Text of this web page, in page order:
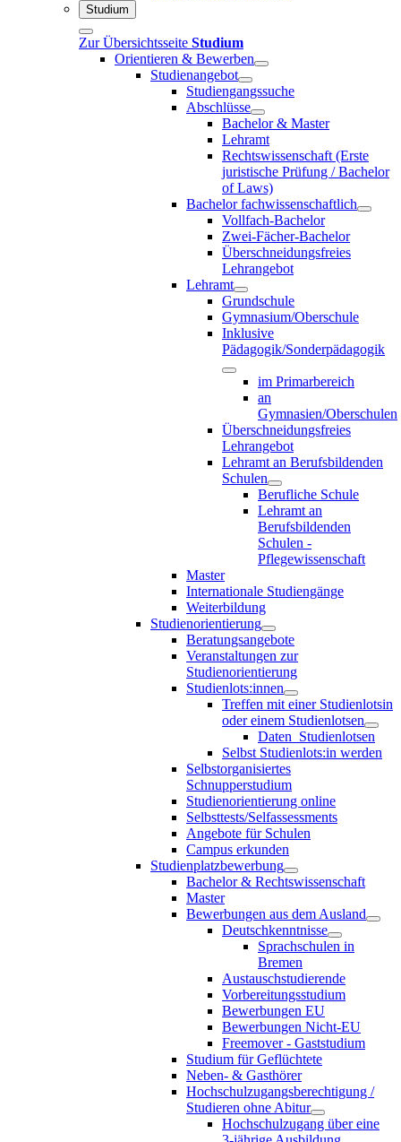
Studium
Zur Übersichtsseite Studium
Orientieren & Bewerben
Studienangebot
Studiengangssuche
Abschlüsse
Bachelor & Master
Lehramt
Rechtswissenschaft (Erste
juristische Prüfung / Bachelor
of Laws)
Bachelor fachwissenschaftlich
Vollfach-Bachelor
Zwei-Fächer-Bachelor
Überschneidungsfreies
Lehrangebot
Lehramt
Grundschule
Gymnasium/Oberschule
Inklusive
Pädagogik/Sonderpädagogik
im Primarbereich
an
Gymnasien/Oberschulen
Überschneidungsfreies
Lehrangebot
Lehramt an Berufsbildenden
Schulen
Berufliche Schule
Lehramt an
Berufsbildenden
Schulen -
Pflegewissenschaft
Master
Internationale Studiengänge
Weiterbildung
Studienorientierung
Beratungsangebote
Veranstaltungen zur
Studienorientierung
Studienlots:innen
Treffen mit einer Studienlotsin
oder einem Studienlotsen
Daten_Studienlotsen
Selbst Studienlots:in werden
Selbstorganisiertes
Schnupperstudium
Studienorientierung online
Selbsttests/Selfassessments
Angebote für Schulen
Campus erkunden
Studienplatzbewerbung
Bachelor & Rechtswissenschaft
Master
Bewerbungen aus dem Ausland
Deutschkenntnisse
Sprachschulen in
Bremen
Austauschstudierende
Vorbereitungsstudium
Bewerbungen EU
Bewerbungen Nicht-EU
Freemover - Gaststudium
Studium für Geflüchtete
Neben- & Gasthörer
Hochschulzugangsberechtigung /
Studieren ohne Abitur
Hochschulzugang über eine